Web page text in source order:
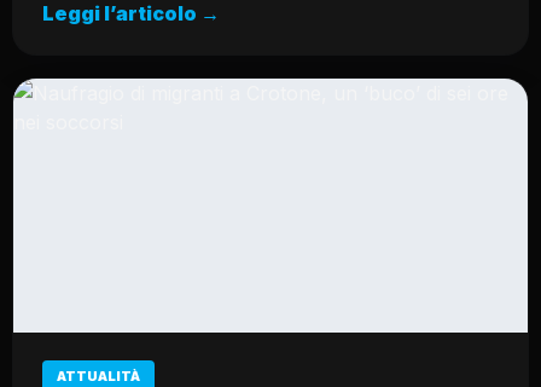
Leggi l’articolo →
ATTUALITÀ